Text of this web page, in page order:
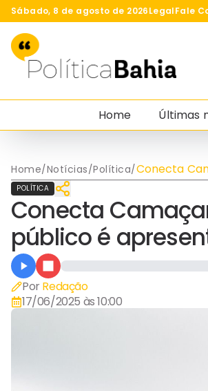
Sábado, 8 de agosto de 2026LegalFale
Home Últimas
Home/Notícias/Política/Conecta
Sistema
POLÍTICA
Conecta
público é
Por Redação
17/06/2025 às 10:00